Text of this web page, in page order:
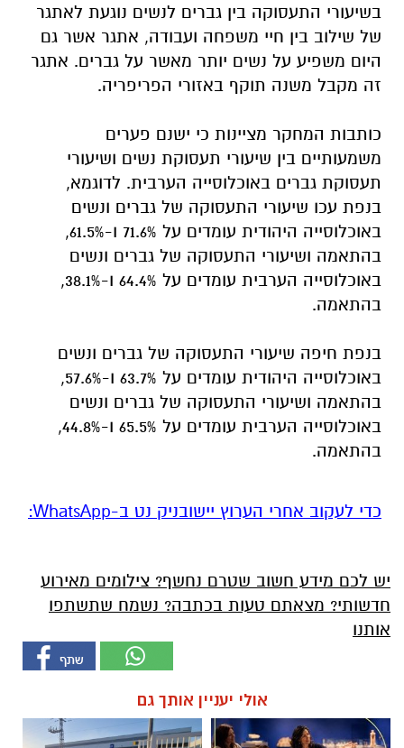
בשיעורי התעסוקה בין גברים לנשים נוגעת לאתגר
של שילוב בין חיי משפחה ועבודה, אתגר אשר גם
היום משפיע על נשים יותר מאשר על גברים. אתגר
זה מקבל משנה תוקף באזורי הפריפריה.
כותבות המחקר מציינות כי ישנם פערים
משמעותיים בין שיעורי תעסוקת נשים ושיעורי
תעסוקת גברים באוכלוסייה הערבית. לדוגמא,
בנפת עכו שיעורי התעסוקה של גברים ונשים
באוכלוסייה היהודית עומדים על 71.6% ו-61.5%,
בהתאמה ושיעורי התעסוקה של גברים ונשים
באוכלוסייה הערבית עומדים על 64.4% ו-38.1%,
בהתאמה.
בנפת חיפה שיעורי התעסוקה של גברים ונשים
באוכלוסייה היהודית עומדים על 63.7% ו-57.6%,
בהתאמה ושיעורי התעסוקה של גברים ונשים
באוכלוסייה הערבית עומדים על 65.5% ו-44.8%,
בהתאמה.
‏כדי לעקוב אחרי הערוץ יישובניק נט ב-WhatsApp:‏‏‏
יש לכם מידע חשוב שטרם נחשף? צילומים מאירוע
חדשותי? מצאתם טעות בכתבה? נשמח שתשתפו
אותנו
אולי יעניין אותך גם